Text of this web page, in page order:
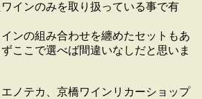
インのみを取り扱っている事で有
ンの組み合わせを纏めたセットもあ
ここで選べば間違いなしだと思いま
ノテカ、京橋ワインリカーショップ